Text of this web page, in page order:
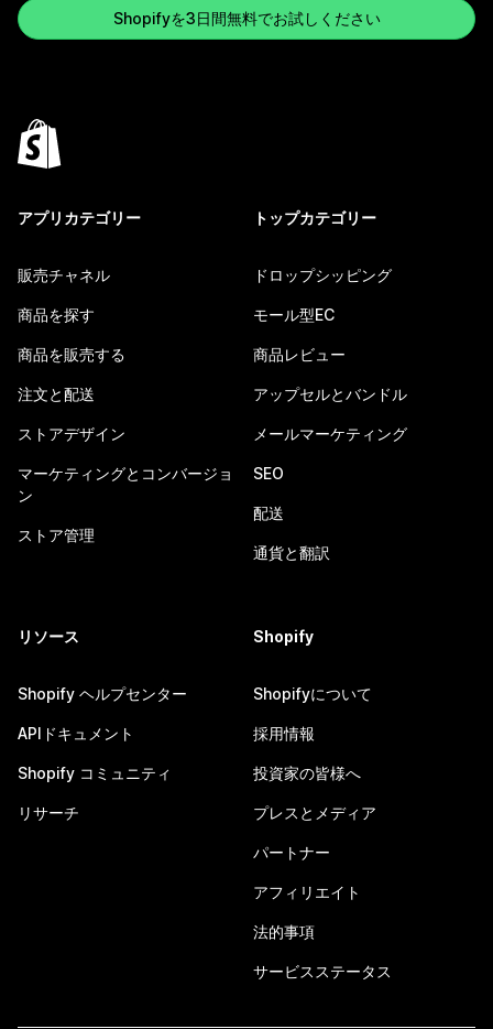
Shopifyを3日間無料でお試しください
アプリカテゴリー
販売チャネル
商品を探す
商品を販売する
注文と配送
ストアデザイン
マーケティングとコンバージョ
ン
ストア管理
トップカテゴリー
ドロップシッピング
モール型EC
商品レビュー
アップセルとバンドル
メールマーケティング
SEO
配送
通貨と翻訳
リソース
Shopify ヘルプセンター
APIドキュメント
Shopify コミュニティ
リサーチ
Shopify
Shopifyについて
採用情報
投資家の皆様へ
プレスとメディア
パートナー
アフィリエイト
法的事項
サービスステータス